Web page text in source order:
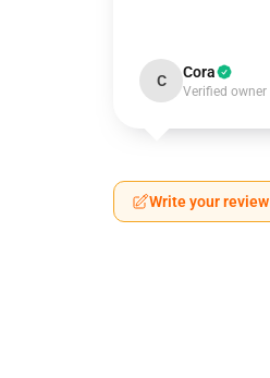
C Cora
Verified owner
Write your review